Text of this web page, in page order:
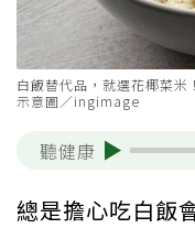
白飯替代品，就選花椰菜米！
示意圖／ingimage
聽健康
總是擔心吃白飯